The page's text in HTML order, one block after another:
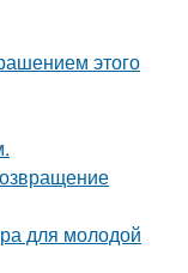
этого
для молодой